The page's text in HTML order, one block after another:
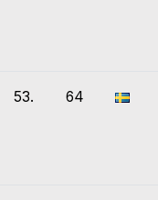
53. 64